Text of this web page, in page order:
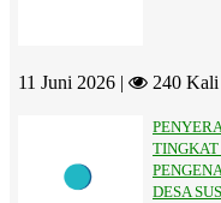
11 Juni 2026 | 240 Kali
DESA